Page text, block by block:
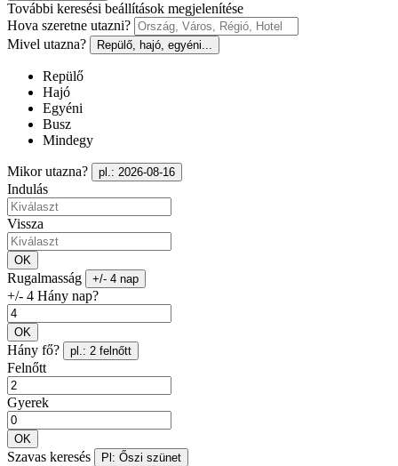
További keresési beállítások megjelenítése
Hova szeretne utazni?
Mivel utazna?
Repülő, hajó, egyéni...
Repülő
Hajó
Egyéni
Busz
Mindegy
Mikor utazna? pl.: 2026-08-16
Indulás
Vissza
OK
Rugalmasság +/- 4 nap
+/- 4 Hány nap?
OK
Hány fő? pl.: 2 felnőtt
Felnőtt
Gyerek
OK
Szavas keresés Pl: Őszi szünet